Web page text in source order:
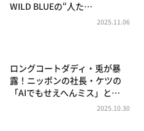
WILD BLUEの“人た…
2025.11.06
ロングコートダディ・兎が暴
露！ニッポンの社長・ケツの
「AIでもせえへんミス」と…
2025.10.30